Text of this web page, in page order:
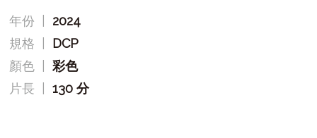
年份
2024
規格
DCP
顏色 |彩色
片長 |130 分